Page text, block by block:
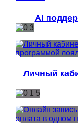
AI
Личный